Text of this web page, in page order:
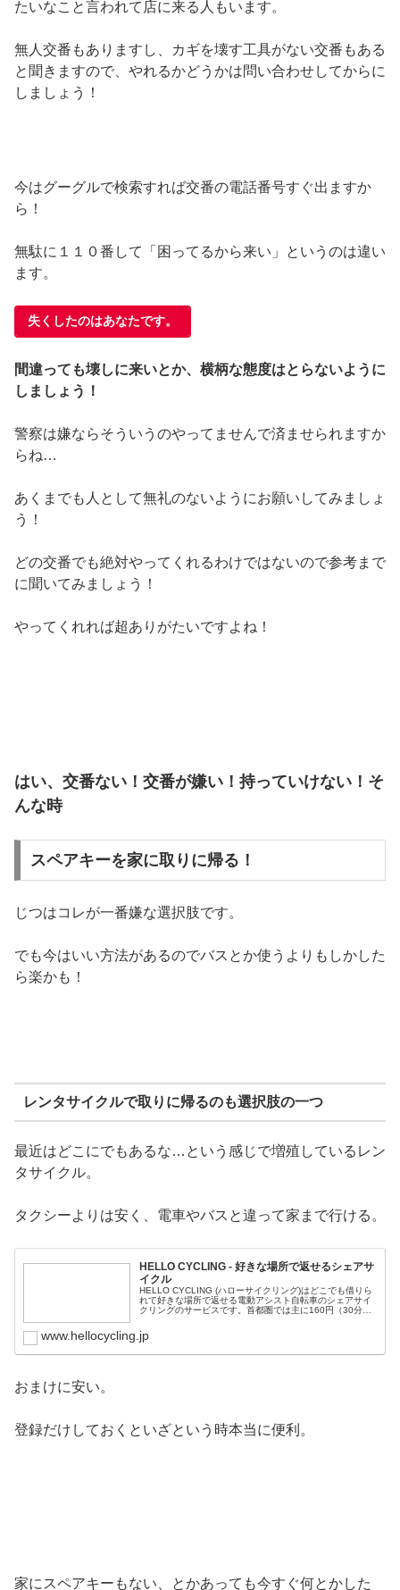
たいなこと言われて店に来る人もいます。
無人交番もありますし、カギを壊す工具がない交番もある
と聞きますので、やれるかどうかは問い合わせしてからに
しましょう！
今はグーグルで検索すれば交番の電話番号すぐ出ますか
ら！
無駄に１１０番して「困ってるから来い」というのは違い
ます。
失くしたのはあなたです。
間違っても壊しに来いとか、横柄な態度はとらないように
しましょう！
警察は嫌ならそういうのやってませんで済ませられますか
らね…
あくまでも人として無礼のないようにお願いしてみましょ
う！
どの交番でも絶対やってくれるわけではないので参考まで
に聞いてみましょう！
やってくれれば超ありがたいですよね！
はい、交番ない！交番が嫌い！持っていけない！そ
んな時
スペアキーを家に取りに帰る！
じつはコレが一番嫌な選択肢です。
でも今はいい方法があるのでバスとか使うよりもしかした
ら楽かも！
レンタサイクルで取りに帰るのも選択肢の一つ
最近はどこにでもあるな…という感じで増殖しているレン
タサイクル。
タクシーよりは安く、電車やバスと違って家まで行ける。
HELLO CYCLING - 好きな場所で返せるシェアサ
イクル
HELLO CYCLING (ハローサイクリング)はどこでも借りら
れて好きな場所で返せる電動アシスト自転車のシェアサイ
クリングのサービスです。首都圏では主に160円（30分）
www.hellocycling.jp
おまけに安い。
登録だけしておくといざという時本当に便利。
家にスペアキーもない、とかあっても今すぐ何とかした